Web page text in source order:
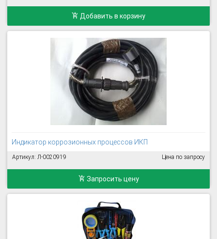
Добавить в корзину
Индикатор коррозионных процессов ИКП
Артикул: Л-0020919 Цена по запросу
Запросить цену